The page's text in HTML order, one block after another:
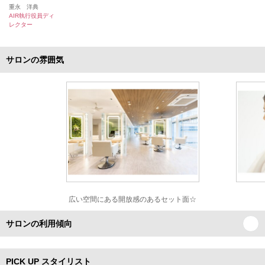
重永 洋典
AIR執行役員ディ
レクター
サロンの雰囲気
広い空間にある開放感のあるセット面☆
サロンの利用傾向
PICK UP スタイリスト